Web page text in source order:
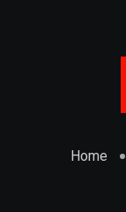
Home